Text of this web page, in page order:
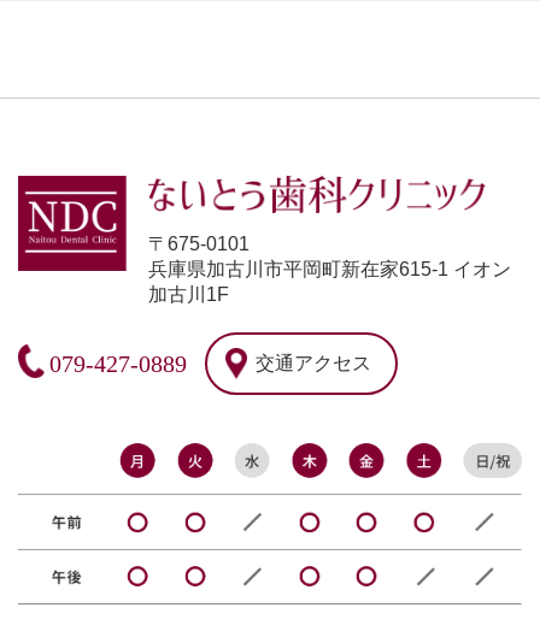
〒675-0101
兵庫県加古川市平岡町新在家615-1 イオン
加古川1F
079-427-0889 交通アクセス